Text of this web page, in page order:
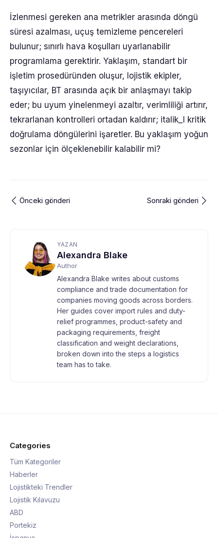
İzlenmesi gereken ana metrikler arasında döngü
süresi azalması, uçuş temizleme pencereleri
bulunur; sınırlı hava koşulları uyarlanabilir
programlama gerektirir. Yaklaşım, standart bir
işletim prosedüründen oluşur, lojistik ekipler,
taşıyıcılar, BT arasında açık bir anlaşmayı takip
eder; bu uyum yinelenmeyi azaltır, verimliliği artırır,
tekrarlanan kontrolleri ortadan kaldırır; italik_l kritik
doğrulama döngülerini işaretler. Bu yaklaşım yoğun
sezonlar için ölçeklenebilir kalabilir mi?
Önceki gönderi Sonraki gönderi
YAZAN
Alexandra Blake
Author
Alexandra Blake writes about customs
compliance and trade documentation for
companies moving goods across borders.
Her guides cover import rules and duty-
relief programmes, product-safety and
packaging requirements, freight
classification and weight declarations,
broken down into the steps a logistics
team has to take.
Categories
Tüm Kategoriler
Haberler
Lojistikteki Trendler
Lojistik Kılavuzu
ABD
Portekiz